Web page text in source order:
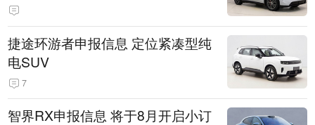
捷途环游者申报信息 定位紧凑型纯
电SUV
7
智界RX申报信息 将于8月开启小订